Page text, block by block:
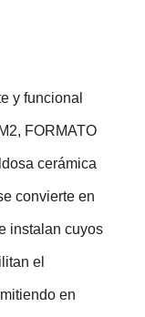
y funcional
FORMATO
cerámica
convierte en
instalan cuyos
el
en